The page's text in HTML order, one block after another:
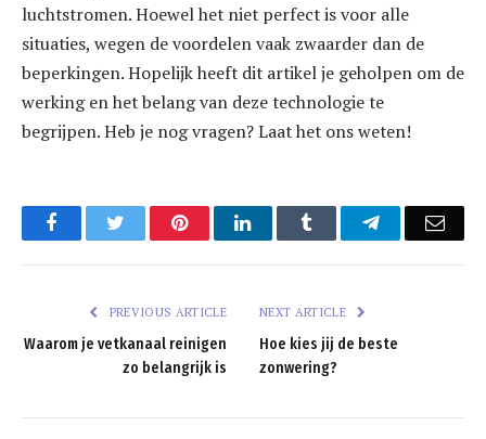
luchtstromen. Hoewel het niet perfect is voor alle
situaties, wegen de voordelen vaak zwaarder dan de
beperkingen. Hopelijk heeft dit artikel je geholpen om de
werking en het belang van deze technologie te
begrijpen. Heb je nog vragen? Laat het ons weten!
FacebookTwitter PinterestLinkedIn Tumblr Telegram
PREVIOUS ARTICLE
Waarom je vetkanaal reinigen
zo belangrijk is
NEXT ARTICLE
Hoe kies jij de beste
zonwering?